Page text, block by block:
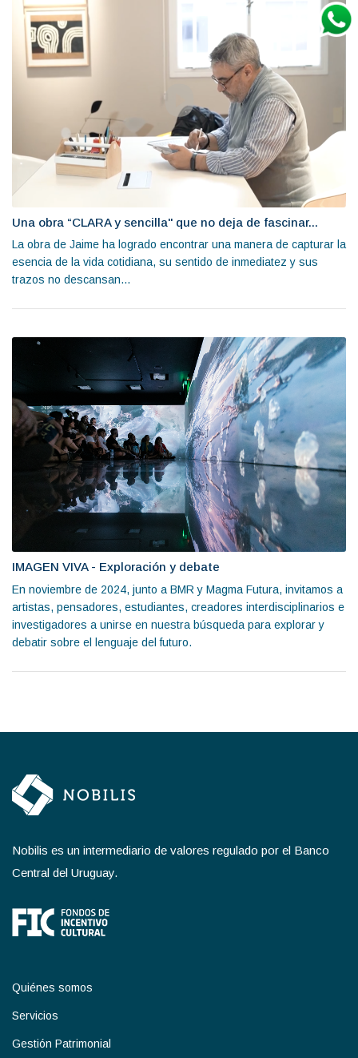
Una obra “CLARA y sencilla" que no deja de fascinar...
La obra de Jaime ha logrado encontrar una manera de capturar la
esencia de la vida cotidiana, su sentido de inmediatez y sus
trazos no descansan...
IMAGEN VIVA - Exploración y debate
En noviembre de 2024, junto a BMR y Magma Futura, invitamos a
artistas, pensadores, estudiantes, creadores interdisciplinarios e
investigadores a unirse en nuestra búsqueda para explorar y
debatir sobre el lenguaje del futuro.
Nobilis es un intermediario de valores regulado por el Banco
Central del Uruguay.
Quiénes somos
Servicios
Gestión Patrimonial